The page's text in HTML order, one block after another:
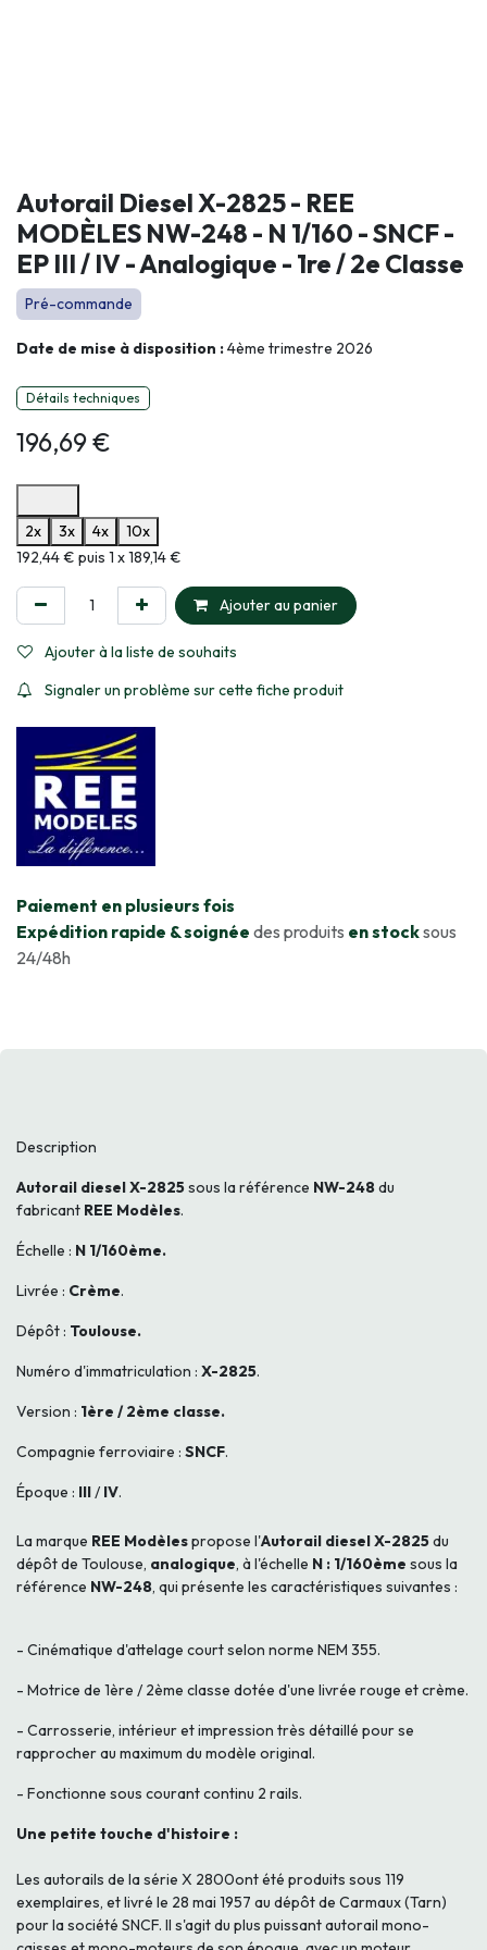
Autorail Diesel X-2825 - REE
MODÈLES NW-248 - N 1/160 - SNCF -
EP III / IV - Analogique - 1re / 2e Classe
Pré-commande
Date de mise à disposition :4ème trimestre 2026
Détails techniques
196,69€
2x
3x 4x
10x
Informations sur le plan de paiement sélectionné
192,44 € puis 1 x 189,14 €
Ajouter au panier
Ajouter à la liste de souhaits
Signaler un problème sur cette fiche produit
​Paiement en plusieurs fois
Expédition rapide & soignée des produits en stocksous
24/48h
Description
Autorail diesel X-2825sous la référence NW-248du
fabricant REE Modèles.
Échelle : N 1/160ème.
Livrée : Crème.
Dépôt : Toulouse.
Numéro d'immatriculation : X-2825.
Version : 1ère / 2ème classe.
Compagnie ferroviaire : SNCF.
Époque : III/ IV.
La marque REE Modèlespropose l'Autorail diesel X-2825du
dépôt de Toulouse, analogique, à l'échelle N : 1/160ème sous la
référence NW-248, qui présente les caractéristiques suivantes :
- Cinématique d'attelage court selon norme NEM 355.
- Motrice de 1ère / 2ème classe dotée d'une livrée rouge et crème.
- Carrosserie, intérieur et impression très détaillé pour se
rapprocher au maximum du modèle original.
- Fonctionne sous courant continu 2 rails.
Une petite touche d'histoire :
Les autorails de la série X 2800ont été produits sous 119
exemplaires, et livré le 28 mai 1957 au dépôt de Carmaux (Tarn)
pour la société SNCF. Il s'agit du plus puissant autorail mono-